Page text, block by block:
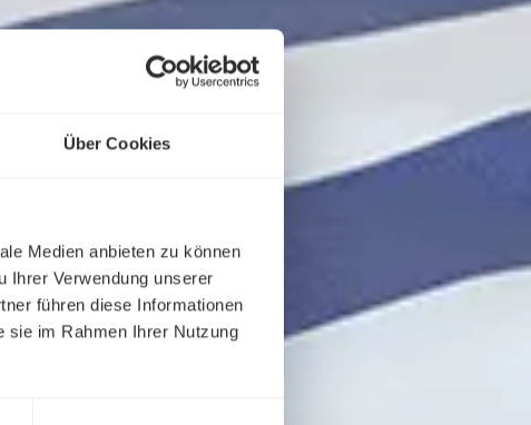
Über Cookies
Medien anbieten zu können
Ihrer Verwendung unserer
führen diese Informationen
sie im Rahmen Ihrer Nutzung